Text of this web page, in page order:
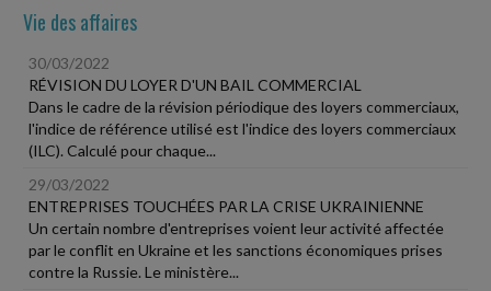
Vie des affaires
30/03/2022
RÉVISION DU LOYER D'UN BAIL COMMERCIAL
Dans le cadre de la révision périodique des loyers commerciaux,
l'indice de référence utilisé est l'indice des loyers commerciaux
(ILC). Calculé pour chaque...
29/03/2022
ENTREPRISES TOUCHÉES PAR LA CRISE UKRAINIENNE
Un certain nombre d'entreprises voient leur activité affectée
par le conflit en Ukraine et les sanctions économiques prises
contre la Russie. Le ministère...